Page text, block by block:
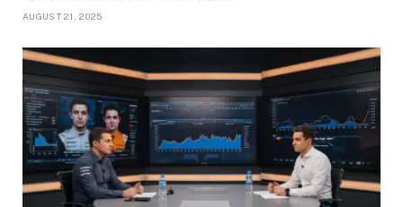
AUGUST 21, 2025